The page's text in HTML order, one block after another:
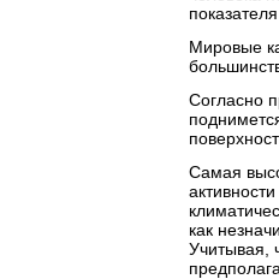
Мировые
Согласно
Самая
как
Учитывая,